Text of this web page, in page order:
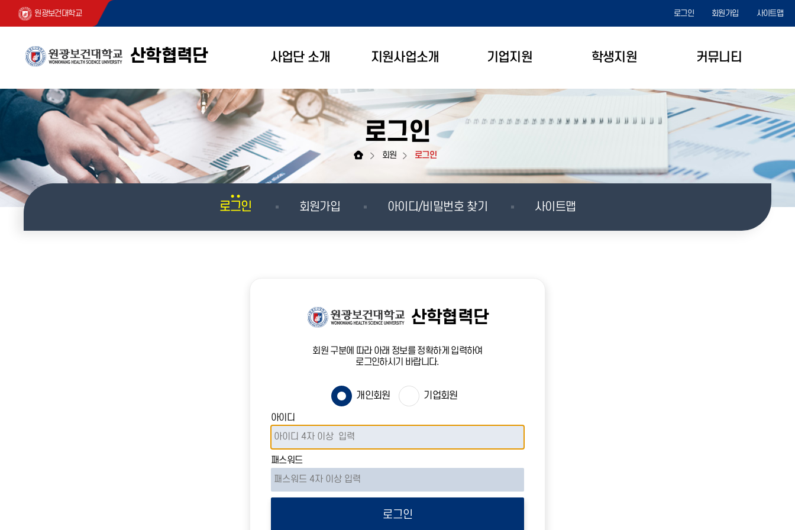
원광보건대학교 로그인 회원가입 사이트맵
산학협력단 사업단 소개 지원사업소개 기업지원 학생지원 커뮤니티
로그인 회원가입 아이디/비밀번호 찾기 사이트맵
로그인
회원 로그인
산학협력단
회원 구분에 따라 아래 정보를 정확하게 입력하여
로그인하시기 바랍니다.
개인회원 기업회원
아이디
패스워드
로그인